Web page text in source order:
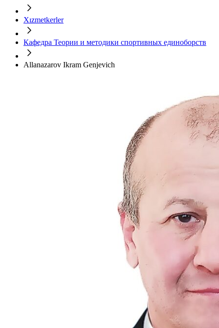
Xızmetkerler
Кафедра Теории и методики спортивных единоборств
Allanazarov Ikram Genjevich